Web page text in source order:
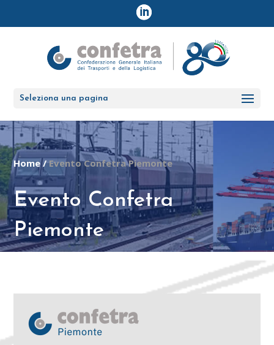
Seleziona una pagina
Home/Evento Confetra Piemonte
Evento Confetra
Piemonte